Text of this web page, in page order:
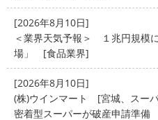
[2026年8月10日]
＜業界天気予報＞ １兆円規模
場」 [食品業界]
[2026年8月10日]
(株)ウインマート [宮城、スー
密着型スーパーが破産申請準備